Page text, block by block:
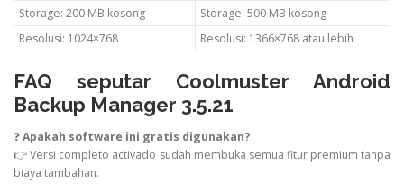
Storage: 200 MB kosong
Storage: 500 MB kosong
Resolusi: 1024×768
Resolusi: 1366×768 atau lebih
FAQ seputar Coolmuster Android
Backup Manager 3.5.21
❓Apakah software ini gratis digunakan?
👉 Versi completo activado sudah membuka semua fitur premium tanpa
biaya tambahan.